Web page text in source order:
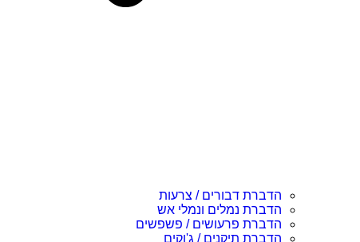
הדברת דבורים / צרעות
הדברת נמלים ונמלי אש
הדברת פרעושים / פשפשים
הדברת תיקנים / ג'וקים